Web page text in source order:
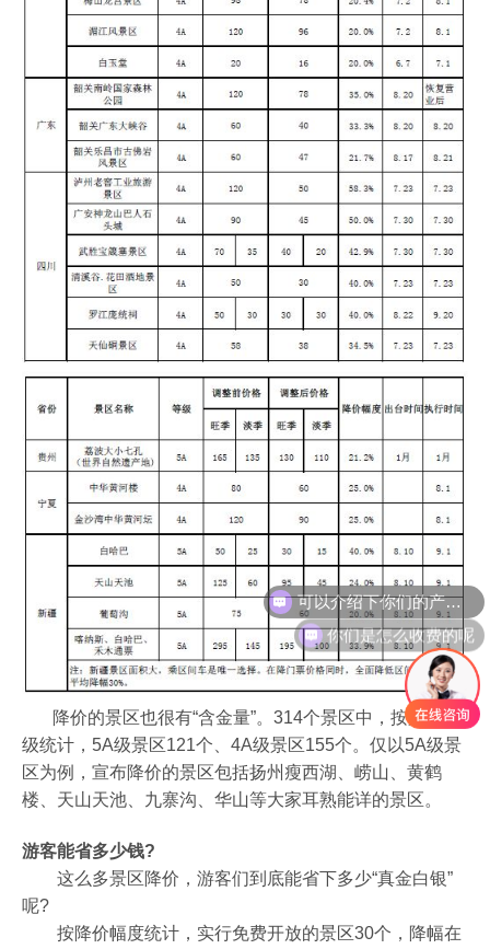
降价的景区也很有“含金量”。314个景区中，按景区等
级统计，5A级景区121个、4A级景区155个。仅以5A级景
区为例，宣布降价的景区包括扬州瘦西湖、崂山、黄鹤
楼、天山天池、九寨沟、华山等大家耳熟能详的景区。
游客能省多少钱?
这么多景区降价，游客们到底能省下多少“真金白银”
呢?
按降价幅度统计，实行免费开放的景区30个，降幅在
可以介绍下你们的产品么
你们是怎么收费的呢